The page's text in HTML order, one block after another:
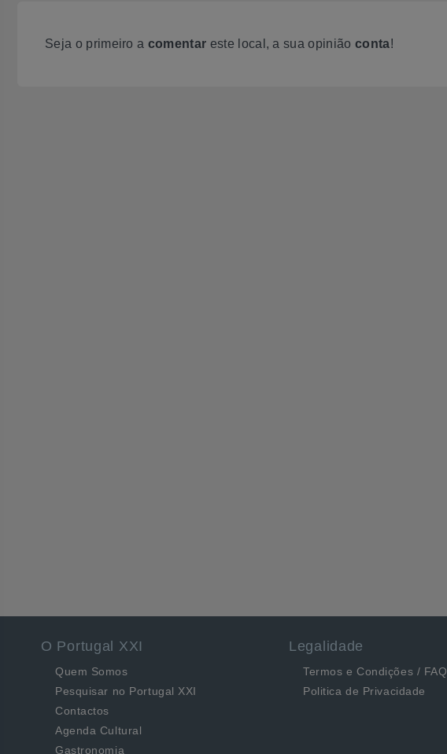
Seja o primeiro a comentar este local, a sua opinião conta!
O Portugal XXI
Quem Somos
Pesquisar no Portugal XXI
Contactos
Agenda Cultural
Gastronomia
Legalidade
Termos e Condições / FAQ
Politica de Privacidade